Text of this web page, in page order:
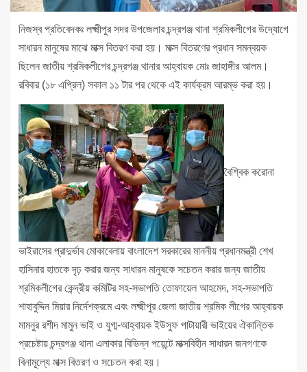
নিজস্ব প্রতিবেদকঃ লক্ষ্মীপুর সদর উপজেলার চন্দ্রগঞ্জ থানা শ্রমিকলীগের উদ্যোগে
সাধারন মানুষের মাঝে মাক্স বিতরণ করা হয়। মাক্স বিতরণের প্রধান সমন্বয়ক
ছিলেন জাতীয় শ্রমিকলীগের চন্দ্রগঞ্জ থানার আহ্বায়ক মোঃ জাহাঙ্গীর আলম।
রবিবার (১৮ এপ্রিল) সকাল ১১ টার পর থেকে এই কার্যক্রম আরম্ভ করা হয়।
বৈশ্বিক করোনা
ভাইরাসের প্রাদুর্ভাব মোকাবেলায় বাংলাদেশ সরকারের মাননীয় প্রধানমন্ত্রী শেখ
হাসিনার হাতকে দৃঢ় করার জন্য সাধারন মানুষকে সচেতন করার জন্য জাতীয়
শ্রমিকলীগের কেন্দ্রীয় কমিটির সহ-সভাপতি তোফায়েল আহমেদ, সহ-সভাপতি
শাহাবুদ্দিন মিয়ার নির্দেশক্রমে এবং লক্ষ্মীপুর জেলা জাতীয় শ্রমিক লীগের আহ্বায়ক
মামনুর রশীদ মামুন ভাই ও যুগ্ম-আহ্বায়ক ইউসুফ পাটায়ারী ভাইয়ের ঐকান্তিক
প্রচেষ্টায় চন্দ্রগঞ্জ থানা এলাকার বিভিন্ন পয়েন্টে মাক্সবিহীন সাধারন জনগণকে
বিনামূল্যে মাক্স বিতরণ ও সচেতন করা হয়।